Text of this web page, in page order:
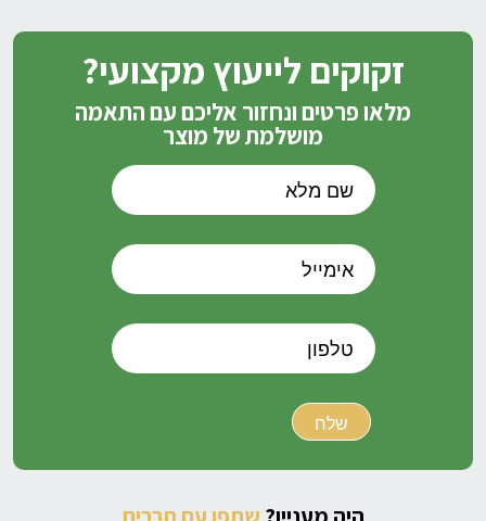
זקוקים לייעוץ מקצועי?
מלאו פרטים ונחזור אליכם עם התאמה
מושלמת של מוצר